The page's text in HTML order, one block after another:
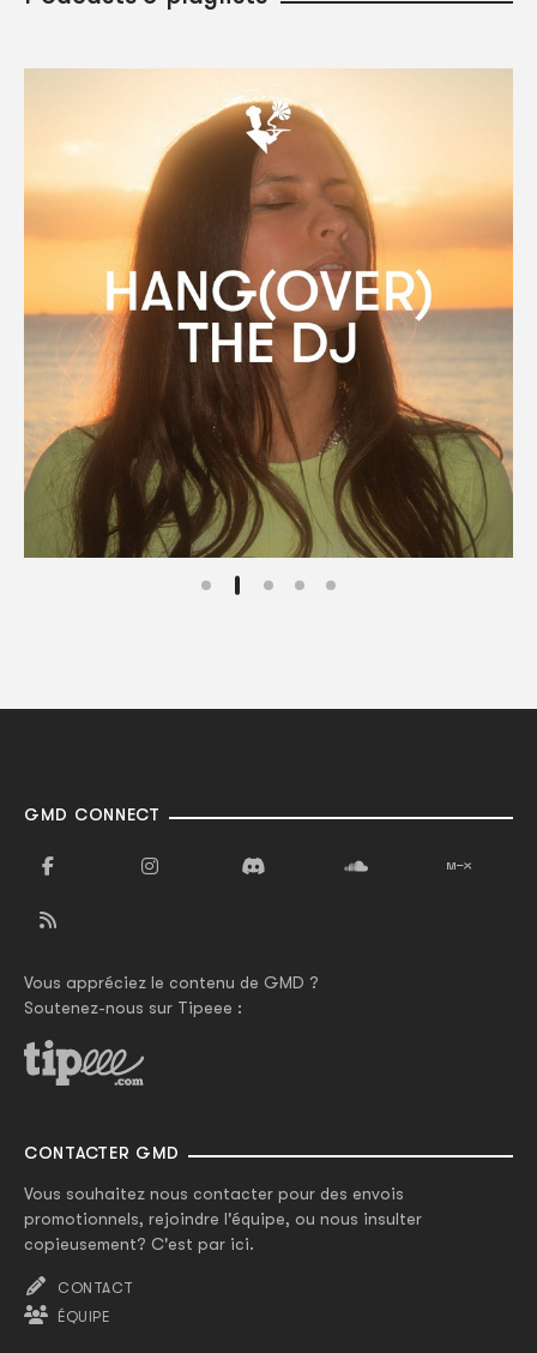
GMD CONNECT
Vous appréciez le contenu de GMD ?
Soutenez-nous sur Tipeee :
CONTACTER GMD
Vous souhaitez nous contacter pour des envois
promotionnels, rejoindre l'équipe, ou nous insulter
copieusement? C'est par ici.
CONTACT
ÉQUIPE